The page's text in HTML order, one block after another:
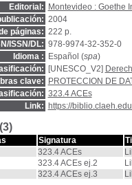
Editorial:
Montevideo : Goethe
2004
páginas: 222 p.
ISSN/DL: 978-9974-32-352-0
Idioma :
Español (spa)
[UNESCO_V2]
clave:
PROTECCION DE
323.4 ACEs
Link:
https://
Signatura
323.4 ACEs
323.4 ACEs ej.2
323.4 ACEs ej.3